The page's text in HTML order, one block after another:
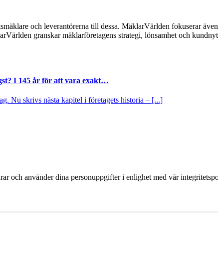
och leverantörerna till dessa. MäklarVärlden fokuserar
granskar mäklarföretagens strategi, lönsamhet och
I 145 år för att vara exakt…
Nu skrivs nästa kapitel i företagets historia – [...]
och använder dina personuppgifter i enlighet med vår